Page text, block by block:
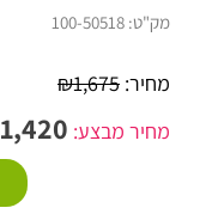
מק"ט: 100-50518
מחיר: ₪1,675
מחיר מבצע: 1,420